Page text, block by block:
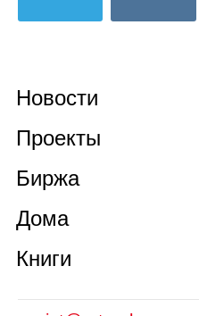
Новости
Проекты
Биржа
Дома
Книги